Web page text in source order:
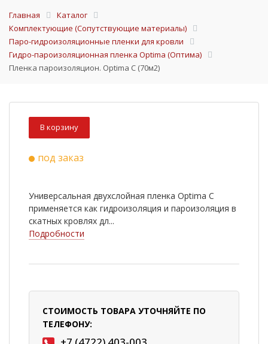
Главная
Каталог
Комплектующие (Сопутствующие материалы)
Паро-гидроизоляционные пленки для кровли
Гидро-пароизоляционная пленка Optima (Оптима)
Пленка пароизоляцион. Optima C (70м2)
В корзину
под заказ
Универсальная двухслойная пленка Optima C
применяется как гидроизоляция и пароизоляция в
скатных кровлях дл...
Подробности
СТОИМОСТЬ ТОВАРА УТОЧНЯЙТЕ ПО
ТЕЛЕФОНУ: